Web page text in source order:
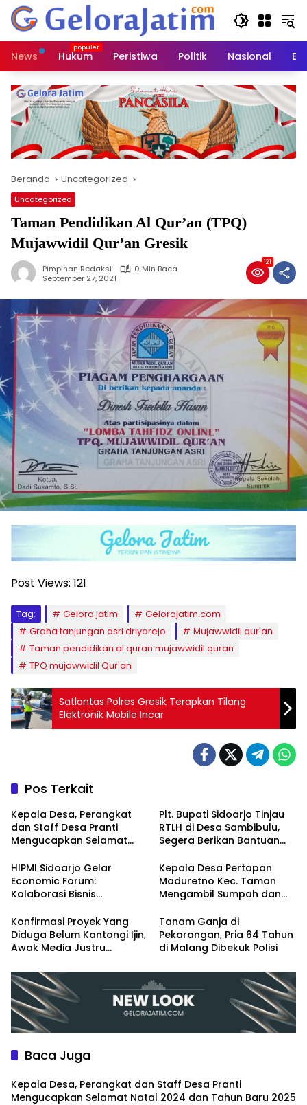
Langsung
konten
News
Hukum Peristiwa Politik Nasional
Beranda Uncategorized
Uncategorized
Taman Pendidikan Al Qur’an (TPQ)
Mujawwidil Qur’an Gresik
Pimpinan Redaksi
0 Min Baca
September 27, 2021
121
Post Views: 121
Tag: Gelora jatim
Gelorajatim.com
Graha tanjungan asri driyorejo
Mujawwidil qur'an
Taman pendidikan al quran mujawwidil quran
TPQ mujawwidil Qur'an
Satlantas Polres Gresik Terapkan Tilang
Elektronik Mobile Incar
Pos Terkait
Kepala Desa, Perangkat
dan Staff Desa Pranti
Mengucapkan Selamat
Baru 2025
Plt. Bupati Sidoarjo Tinjau
RTLH di Desa Sambibulu,
Segera Berikan Bantuan
HIPMI Sidoarjo Gelar
Economic Forum:
Kolaborasi Bisnis
Baru
Kepala Desa Pertapan
Maduretno Kec. Taman
Mengambil Sumpah dan
Konfirmasi Proyek Yang
Diduga Belum Kantongi Ijin,
Awak Media Justru
Pembangunan
Tanam Ganja di
Pekarangan, Pria 64 Tahun
di Malang Dibekuk Polisi
Baca Juga
Kepala Desa, Perangkat dan Staff Desa Pranti
Mengucapkan Selamat Natal 2024 dan Tahun Baru 2025